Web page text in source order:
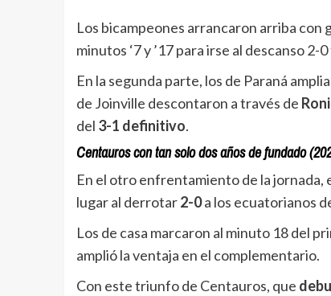
Los bicampeones arrancaron arriba con
minutos ‘7 y ’17 para irse al descanso
En la segunda parte, los de Paraná
de Joinville descontaron a través de
del 3-1 definitivo.
Centauros con tan solo dos años de fundado
En el otro enfrentamiento de la jornada,
lugar al derrotar2-0a los ecuatorianos
Los de casa marcaron al minuto 18 del
amplió la ventaja en el complementario.
Con este triunfo de Centauros, que